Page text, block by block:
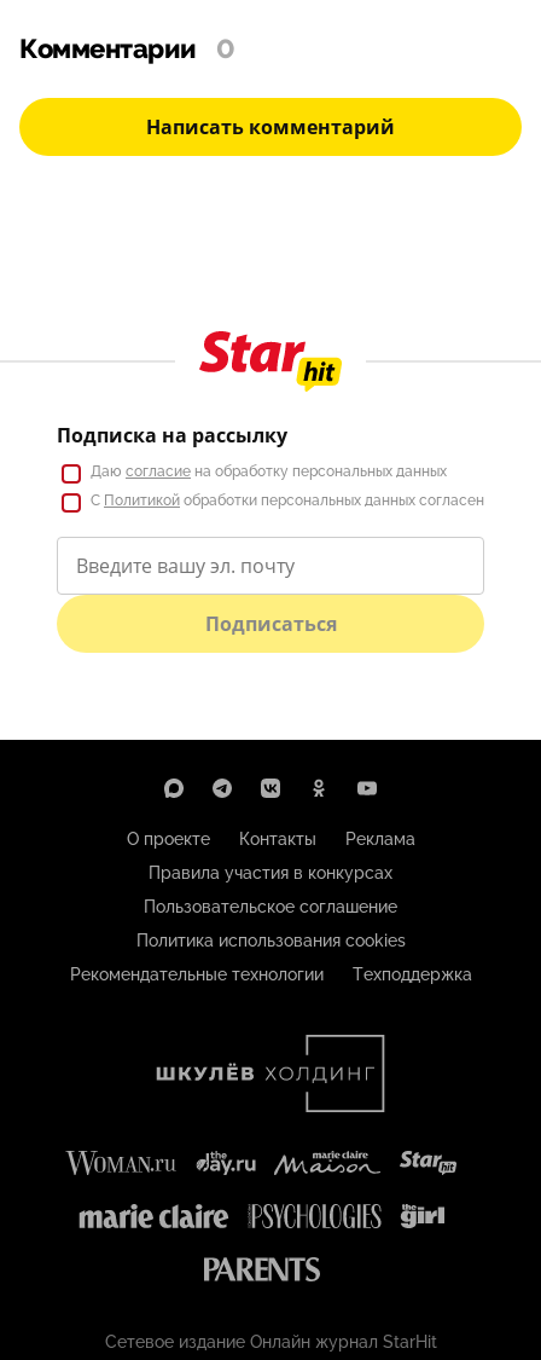
Комментарии 0
Написать комментарий
Подписка на рассылку
Даю согласие на обработку персональных данных
С Политикой обработки персональных данных согласен
Подписаться
О проекте Контакты
Реклама
Правила участия в конкурсах
Пользовательское соглашение
Политика использования cookies
Рекомендательные технологии
Техподдержка
Сетевое издание Онлайн журнал StarHit